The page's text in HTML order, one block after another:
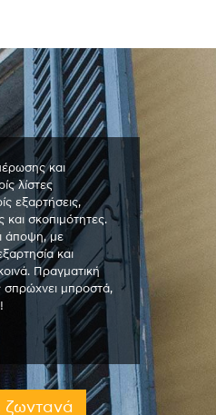
και
λίστες
εξαρτήσεις,
και σκοπιμότητες.
άποψη, με
και
Πραγματική
μπροστά,
ζωντανά